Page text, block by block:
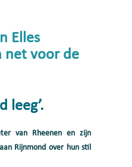
Elles
net voor de
leeg’.
van Rheenen en zijn
Rijnmond over hun stil